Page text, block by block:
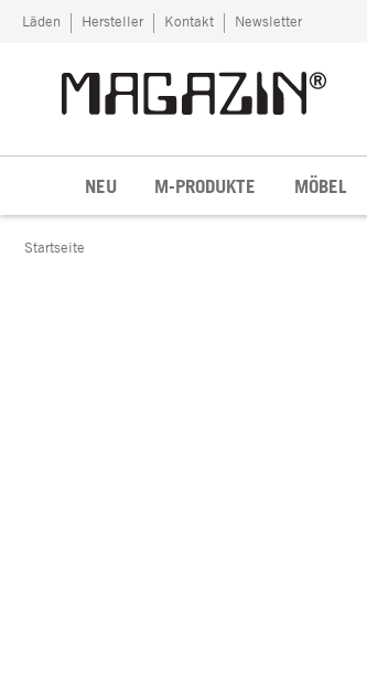
Zum Inhalt springen
Läden Hersteller Kontakt Newsletter
NEU M-PRODUKTE MÖBEL
Startseite